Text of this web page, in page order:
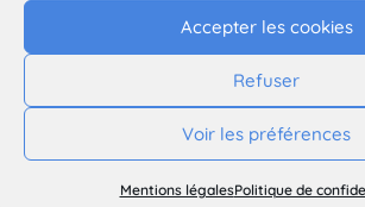
Accepter les cookies
Refuser
Voir les préférences
Mentions légalesPolitique de
Mentions légales
Politique de confidentialité
Suivez-nous sur les